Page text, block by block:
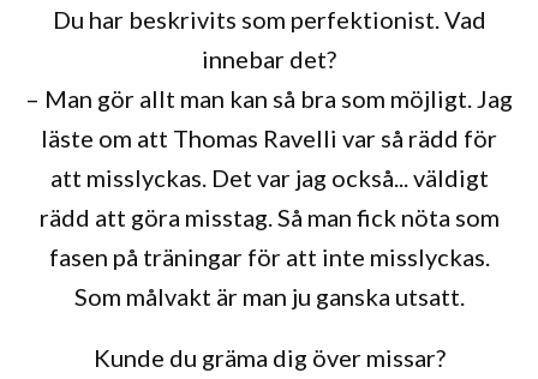
Du har beskrivits som perfektionist. Vad
innebar det?
– Man gör allt man kan så bra som möjligt. Jag
läste om att Thomas Ravelli var så rädd för
att misslyckas. Det var jag också... väldigt
rädd att göra misstag. Så man fick nöta som
fasen på träningar för att inte misslyckas.
Som målvakt är man ju ganska utsatt.
Kunde du gräma dig över missar?